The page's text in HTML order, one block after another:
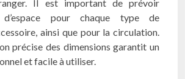
Il est important de prévoir
d’espace pour chaque type de
ainsi que pour la circulation.
précise des dimensions garantit un
et facile à utiliser.